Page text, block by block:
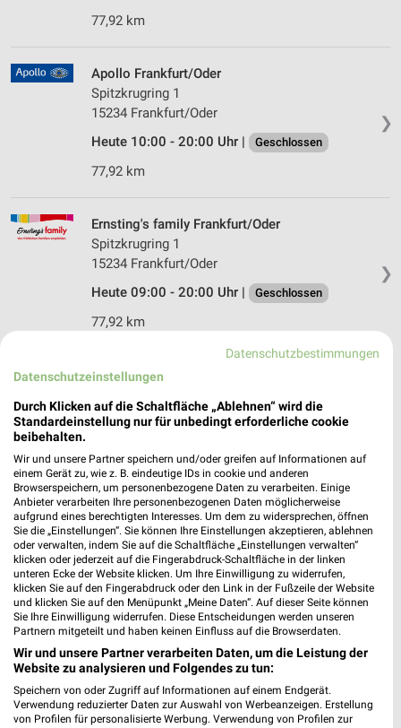
77,92 km
❯
Apollo Frankfurt/Oder
Spitzkrugring 1
15234 Frankfurt/Oder
Heute 10:00 - 20:00 Uhr |
Geschlossen
77,92 km
❯
Ernsting's family Frankfurt/Oder
Spitzkrugring 1
15234 Frankfurt/Oder
Heute 09:00 - 20:00 Uhr |
Geschlossen
77,92 km
Takko Fashion Frankfurt (Oder)
15234 Frankfurt (Oder)
77,92 km
Woolworth Frankfurt (Oder)
Am Hedwigsberg 4
15232 Frankfurt (Oder)
Heute 09:00 - 20:00 Uhr | Geschlossen
79,79 km
NKD Beeskow
Fürstenwalder Str. 10 B
15848 Beeskow
Datenschutzbestimmungen
Datenschutzeinstellungen
Durch Klicken auf die Schaltfläche „Ablehnen“ wird die
Standardeinstellung nur für unbedingt erforderliche cookie
beibehalten.
Wir und unsere Partner speichern und/oder greifen auf Informationen auf
einem Gerät zu, wie z. B. eindeutige IDs in cookie und anderen
Browserspeichern, um personenbezogene Daten zu verarbeiten. Einige
Anbieter verarbeiten Ihre personenbezogenen Daten möglicherweise
aufgrund eines berechtigten Interesses. Um dem zu widersprechen, öffnen
Sie die „Einstellungen“. Sie können Ihre Einstellungen akzeptieren, ablehnen
oder verwalten, indem Sie auf die Schaltfläche „Einstellungen verwalten“
klicken oder jederzeit auf die Fingerabdruck-Schaltfläche in der linken
unteren Ecke der Website klicken. Um Ihre Einwilligung zu widerrufen,
klicken Sie auf den Fingerabdruck oder den Link in der Fußzeile der Website
und klicken Sie auf den Menüpunkt „Meine Daten“. Auf dieser Seite können
Sie Ihre Einwilligung widerrufen. Diese Entscheidungen werden unseren
Partnern mitgeteilt und haben keinen Einfluss auf die Browserdaten.
Wir und unsere Partner verarbeiten Daten, um die Leistung der
Website zu analysieren und Folgendes zu tun:
Speichern von oder Zugriff auf Informationen auf einem Endgerät.
Verwendung reduzierter Daten zur Auswahl von Werbeanzeigen. Erstellung
von Profilen für personalisierte Werbung. Verwendung von Profilen zur